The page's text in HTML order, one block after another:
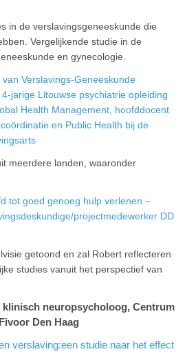
in de verslavingsgeneeskunde die
Vergelijkende studie in de
en gynecologie.
Verslavings-Geneeskunde
jarige Litouwse psychiatrie opleiding
Health Management, hoofddocent
en Public Health bij de
meerdere landen, waaronder
tot goed genoeg hulp verlenen –
projectmedewerker DD
getoond en zal Robert reflecteren
studies vanuit het perspectief van
klinisch neuropsycholoog, Centrum
Den Haag
verslaving:een studie naar het effect